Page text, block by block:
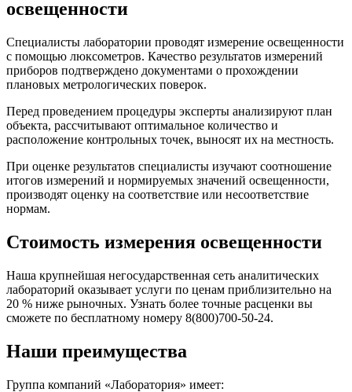
освещенности
Специалисты лаборатории проводят измерение освещенности
с помощью люксометров. Качество результатов измерений
приборов подтверждено документами о прохождении
плановых метрологических поверок.
Перед проведением процедуры эксперты анализируют план
объекта, рассчитывают оптимальное количество и
расположение контрольных точек, выносят их на местность.
При оценке результатов специалисты изучают соотношение
итогов измерений и нормируемых значений освещенности,
производят оценку на соответствие или несоответствие
нормам.
Стоимость измерения освещенности
Наша крупнейшая негосударственная сеть аналитических
лабораторий оказывает услуги по ценам приблизительно на
20 % ниже рыночных. Узнать более точные расценки вы
сможете по бесплатному номеру 8(800)700-50-24.
Наши преимущества
Группа компаний «Лаборатория» имеет: